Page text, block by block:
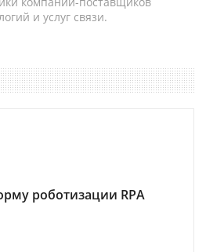
и услуг связи.
роботизации RPA